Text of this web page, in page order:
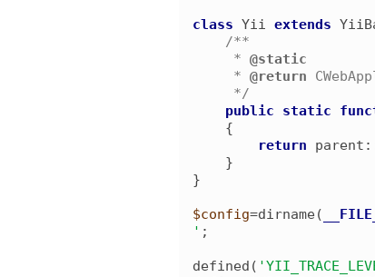
class Yii extends
/**
     *
     *
@return
*/
public
static
{
return
parent
}
}
$config=dirname(
' ;
defined ( '